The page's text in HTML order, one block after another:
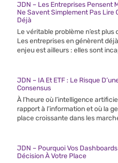
JDN – Les Entreprises Pensent
Ne Savent Simplement Pas Lire
Déjà
Le véritable problème n’est plus
Les entreprises en génèrent
enjeu est ailleurs : elles sont
JDN – IA Et ETF : Le Risque
Consensus
À l’heure où l’intelligence
rapport à l’information et où la
place croissante dans les
JDN – Pourquoi Vos
Décision À Votre Place